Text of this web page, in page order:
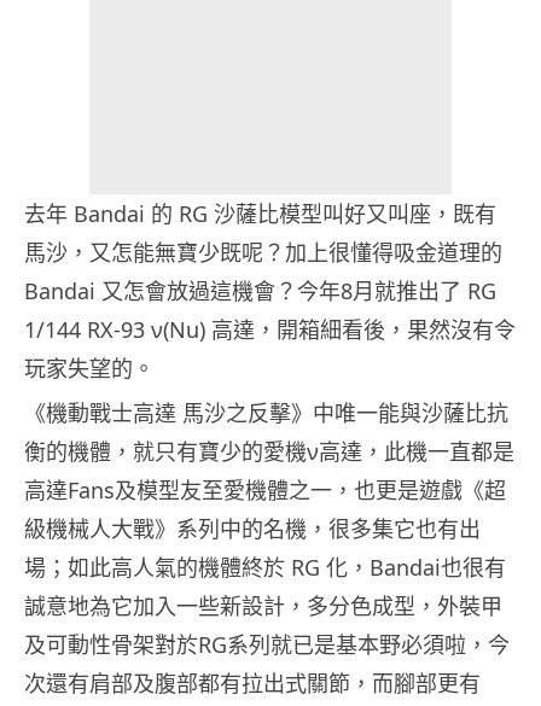
去年 Bandai 的 RG 沙薩比模型叫好又叫座，既有
馬沙，又怎能無寶少既呢？加上很懂得吸金道理的
Bandai 又怎會放過這機會？今年8月就推出了 RG
1/144 RX-93 ν(Nu) 高達，開箱細看後，果然沒有令
玩家失望的。
《機動戰士高達 馬沙之反擊》中唯一能與沙薩比抗
衡的機體，就只有寶少的愛機ν高達，此機一直都是
高達Fans及模型友至愛機體之一，也更是遊戲《超
級機械人大戰》系列中的名機，很多集它也有出
場；如此高人氣的機體終於 RG 化，Bandai也很有
誠意地為它加入一些新設計，多分色成型，外裝甲
及可動性骨架對於RG系列就已是基本野必須啦，今
次還有肩部及腹部都有拉出式關節，而腳部更有